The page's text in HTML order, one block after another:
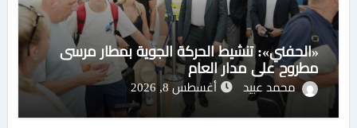
«الحفني»: تنشيط الحركة الجوية بمطار مرسى
مطروح على مدار العام
محمد عبيد أغسطس 8, 2026